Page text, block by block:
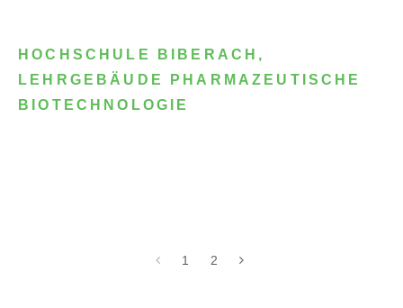
HOCHSCHULE BIBERACH,
LEHRGEBÄUDE PHARMAZEUTISCHE
BIOTECHNOLOGIE
1 2